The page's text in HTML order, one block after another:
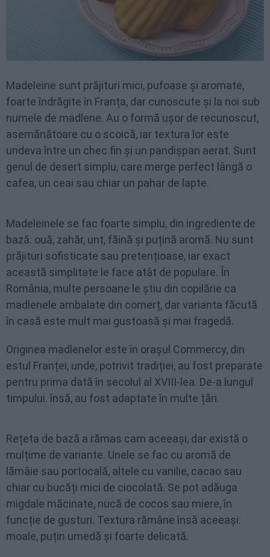
Madeleine sunt prăjituri mici, pufoase și aromate,
foarte îndrăgite în Franța, dar cunoscute și la noi sub
numele de madlene. Au o formă ușor de recunoscut,
asemănătoare cu o scoică, iar textura lor este
undeva între un chec fin și un pandișpan aerat. Sunt
genul de desert simplu, care merge perfect lângă o
cafea, un ceai sau chiar un pahar de lapte.
Madeleinele se fac foarte simplu, din ingrediente de
bază: ouă, zahăr, unt, făină și puțină aromă. Nu sunt
prăjituri sofisticate sau pretențioase, iar exact
această simplitate le face atât de populare. În
România, multe persoane le știu din copilărie ca
madlenele ambalate din comerț, dar varianta făcută
în casă este mult mai gustoasă și mai fragedă.
Originea madlenelor este în orașul Commercy, din
estul Franței, unde, potrivit tradiției, au fost preparate
pentru prima dată în secolul al XVIII-lea. De-a lungul
timpului. însă, au fost adaptate în multe țări.
Rețeta de bază a rămas cam aceeași, dar există o
mulțime de variante. Unele se fac cu aromă de
lămâie sau portocală, altele cu vanilie, cacao sau
chiar cu bucăți mici de ciocolată. Se pot adăuga
migdale măcinate, nucă de cocos sau miere, în
funcție de gusturi. Textura rămâne însă aceeași:
moale, puțin umedă și foarte delicată.